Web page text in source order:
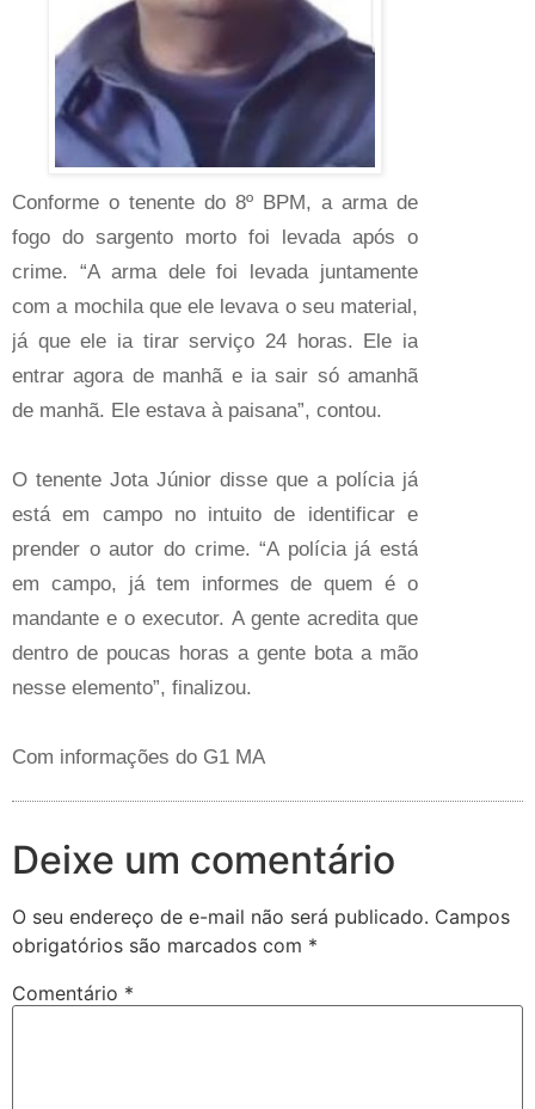
Conforme o tenente do 8º BPM, a arma de
fogo do sargento morto foi levada após o
crime. “A arma dele foi levada juntamente
com a mochila que ele levava o seu material,
já que ele ia tirar serviço 24 horas. Ele ia
entrar agora de manhã e ia sair só amanhã
de manhã. Ele estava à paisana”, contou.
O tenente Jota Júnior disse que a polícia já
está em campo no intuito de identificar e
prender o autor do crime. “A polícia já está
em campo, já tem informes de quem é o
mandante e o executor. A gente acredita que
dentro de poucas horas a gente bota a mão
nesse elemento”, finalizou.
Com informações do G1 MA
Deixe um comentário
O seu endereço de e-mail não será publicado. Campos
obrigatórios são marcados com *
Comentário *